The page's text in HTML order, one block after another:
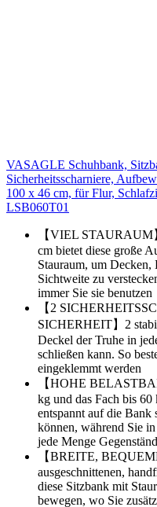
VASAGLE Schuhbank,
Sicherheitsscharniere,
100 x 46 cm, für Flur,
LSB060T01
【VIEL STAURAUM
cm bietet diese große
Stauraum, um
Sichtweite zu
immer Sie sie benutzen
【2
SICHERHEIT】2
Deckel der Truhe in
schließen kann. So
eingeklemmt werden
【HOHE
kg und das Fach bis 60
entspannt auf die Bank
können, während Sie
jede Menge
【BREITE,
ausgeschnittenen,
diese Sitzbank mit
bewegen, wo Sie